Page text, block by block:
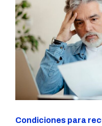
Condiciones para